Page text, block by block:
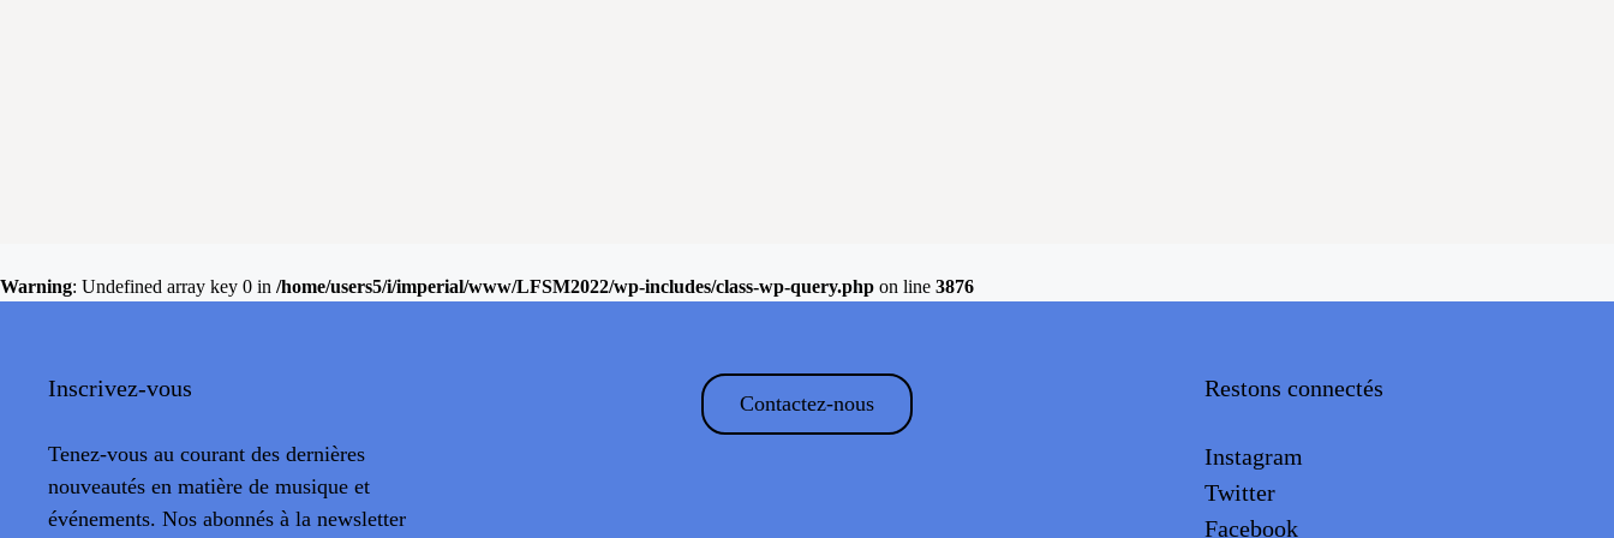
Warning: Undefined array key 0 in /home/users5/i/imperial/www/LFSM2022/wp-includes/class-wp-query.php on line 3876
Inscrivez-vous
Tenez-vous au courant des dernières
nouveautés en matière de musique et
événements. Nos abonnés à la newsletter
Contactez-nous
Restons connectés
Instagram
Twitter
Facebook